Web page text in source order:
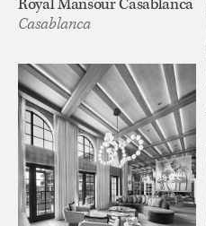
Royal Mansour Casablanca
Casablanca